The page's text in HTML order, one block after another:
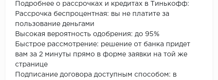
Подробнее о рассрочках и кредитах в Тинькофф:
Рассрочка беспроцентная: вы не платите за
пользование деньгами
Высокая вероятность одобрения: до 95%
Быстрое рассмотрение: решение от банка придет
вам за 2 минуты прямо в форме заявки на той же
странице
Подписание договора доступным способом: в